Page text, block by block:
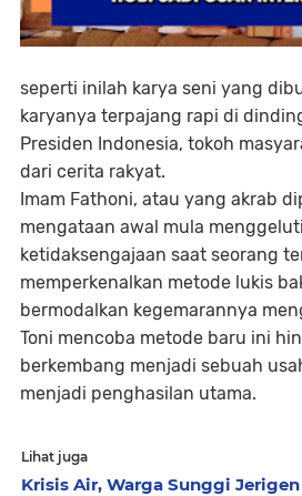
seperti inilah karya seni yang
karyanya terpajang rapi di
Presiden Indonesia, tokoh
dari cerita rakyat.
Imam Fathoni, atau yang akrab
mengataan awal mula
ketidaksengajaan saat seorang
memperkenalkan metode lukis
bermodalkan kegemarannya
Toni mencoba metode baru ini
berkembang menjadi sebuah
menjadi penghasilan utama.
Lihat juga
Krisis Air, Warga Sunggi